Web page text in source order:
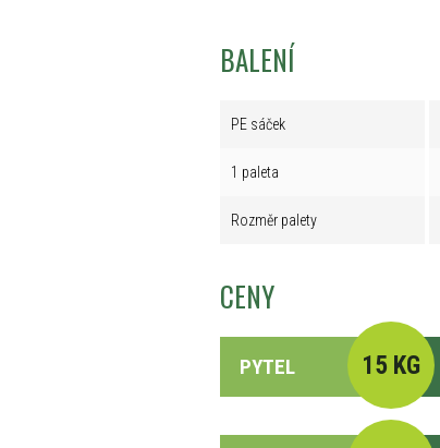
BALENÍ
PE sáček
1 paleta
Rozměr palety
CENY
PYTEL 15 KG